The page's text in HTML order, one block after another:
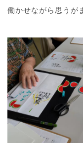
働かせながら思うが